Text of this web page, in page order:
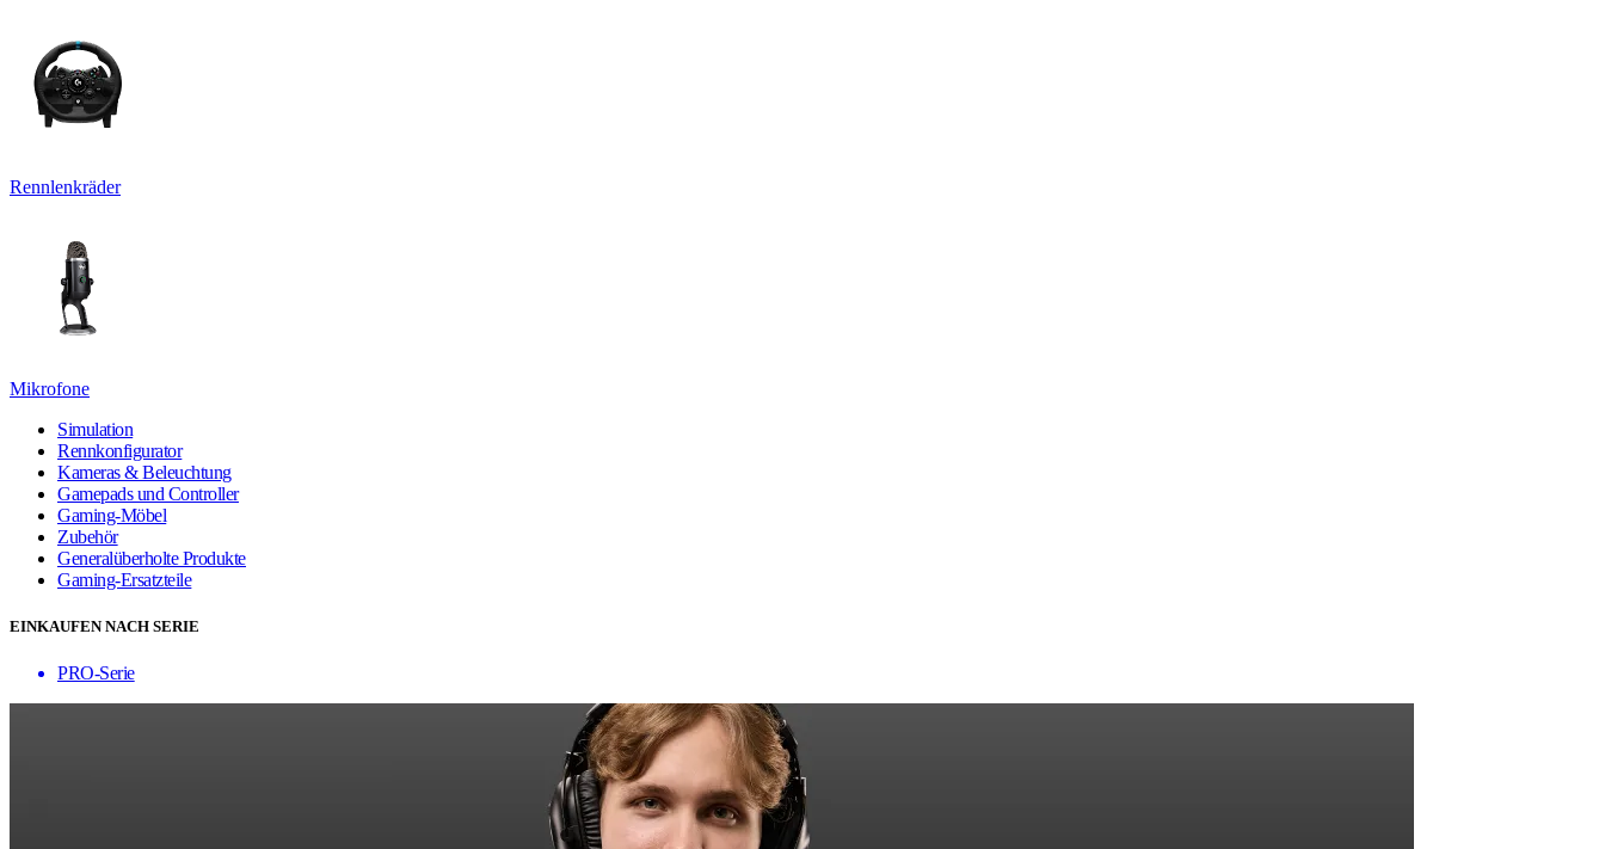
Rennlenkräder
Mikrofone
Simulation
Rennkonfigurator
Kameras & Beleuchtung
Gamepads und Controller
Gaming-Möbel
Zubehör
Generalüberholte Produkte
Gaming-Ersatzteile
EINKAUFEN NACH SERIE
PRO-Serie